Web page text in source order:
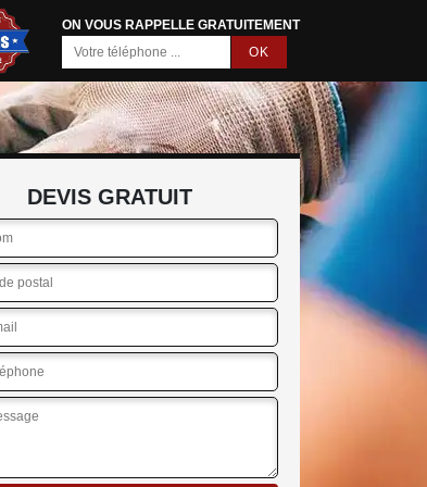
ON VOUS RAPPELLE GRATUITEMENT
DEVIS GRATUIT